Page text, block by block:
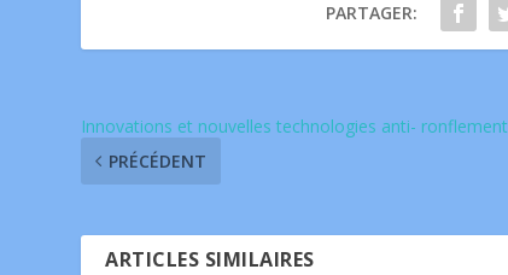
PARTAGER:
Innovations et nouvelles technologies anti- ronflement
PRÉCÉDENT
ARTICLES SIMILAIRES